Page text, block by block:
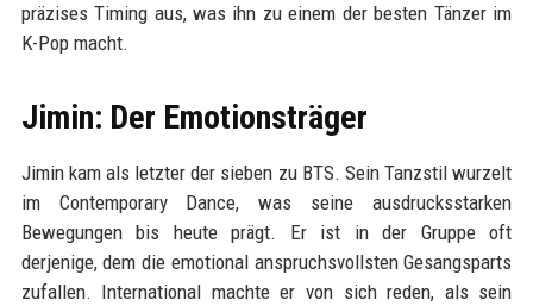
präzises Timing aus, was ihn zu einem der besten Tänzer im
K-Pop macht.
Jimin: Der Emotionsträger
Jimin kam als letzter der sieben zu BTS. Sein Tanzstil wurzelt
im Contemporary Dance, was seine ausdrucksstarken
Bewegungen bis heute prägt. Er ist in der Gruppe oft
derjenige, dem die emotional anspruchsvollsten Gesangsparts
zufallen. International machte er von sich reden, als sein